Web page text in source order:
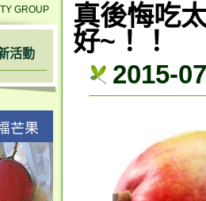
GROUP
活動
真後悔吃
好~！！
2015-